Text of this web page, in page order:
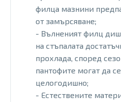
филца мазнини
от замърсяване;
- Вълненият филц
на стъпалата
прохлада, според
пантофите могат да
целогодишно;
- Естествените